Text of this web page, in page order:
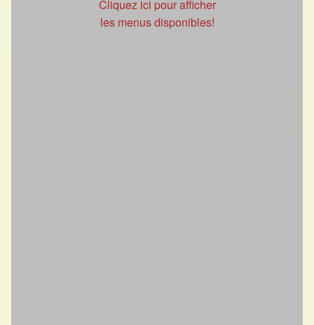
Cliquez ici pour afficher
les menus disponibles!